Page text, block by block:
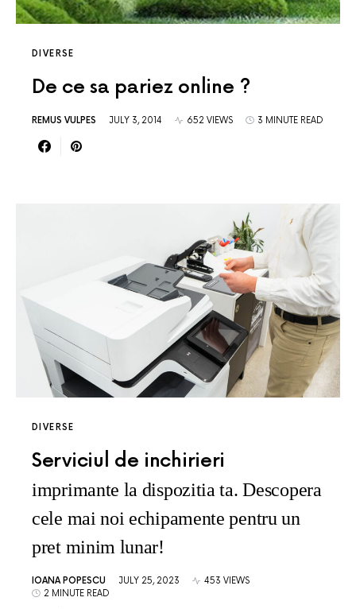
DIVERSE
De ce sa pariez online ?
REMUS VULPES JULY 3, 2014 652 VIEWS 3 MINUTE READ
DIVERSE
Serviciul de inchirieri
imprimante la dispozitia ta. Descopera
cele mai noi echipamente pentru un
pret minim lunar!
IOANA POPESCU JULY 25, 2023
453 VIEWS
2 MINUTE READ